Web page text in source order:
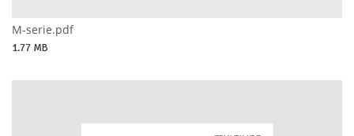
M-serie.pdf
1.77 MB